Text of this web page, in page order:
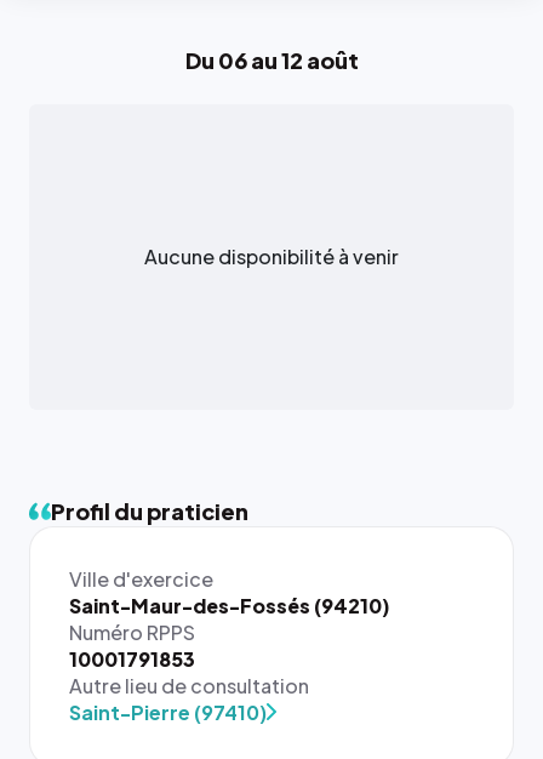
Du 06 au 12 août
Aucune disponibilité à venir
Profil du praticien
Ville d'exercice
Saint-Maur-des-Fossés (94210)
Numéro RPPS
10001791853
Autre lieu de consultation
Saint-Pierre (97410)